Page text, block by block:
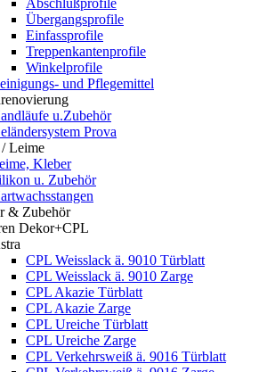
Abschlußprofile
Übergangsprofile
Einfassprofile
Treppenkantenprofile
Winkelprofile
und Pflegemittel
u.Zubehör
Prova
Leime
Kleber
u. Zubehör
& Zubehör
Dekor+CPL
CPL Weisslack ä. 9010 Türblatt
CPL Weisslack ä. 9010 Zarge
CPL Akazie Türblatt
CPL Akazie Zarge
CPL Ureiche Türblatt
CPL Ureiche Zarge
CPL Verkehrsweiß ä. 9016 Türblatt